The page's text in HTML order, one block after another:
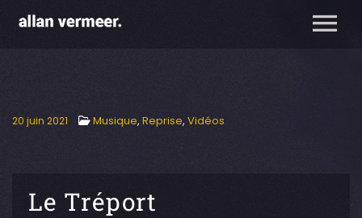
20 juin 2021 Musique, Reprise, Vidéos
Le Tréport